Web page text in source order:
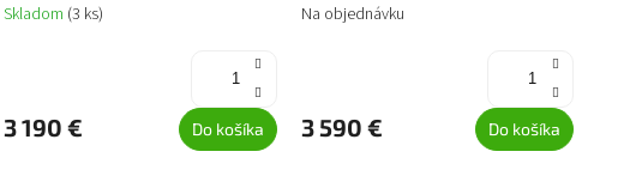
Skladom (3 ks)
3 190 € Do košíka
Na objednávku
3 590 € Do košíka